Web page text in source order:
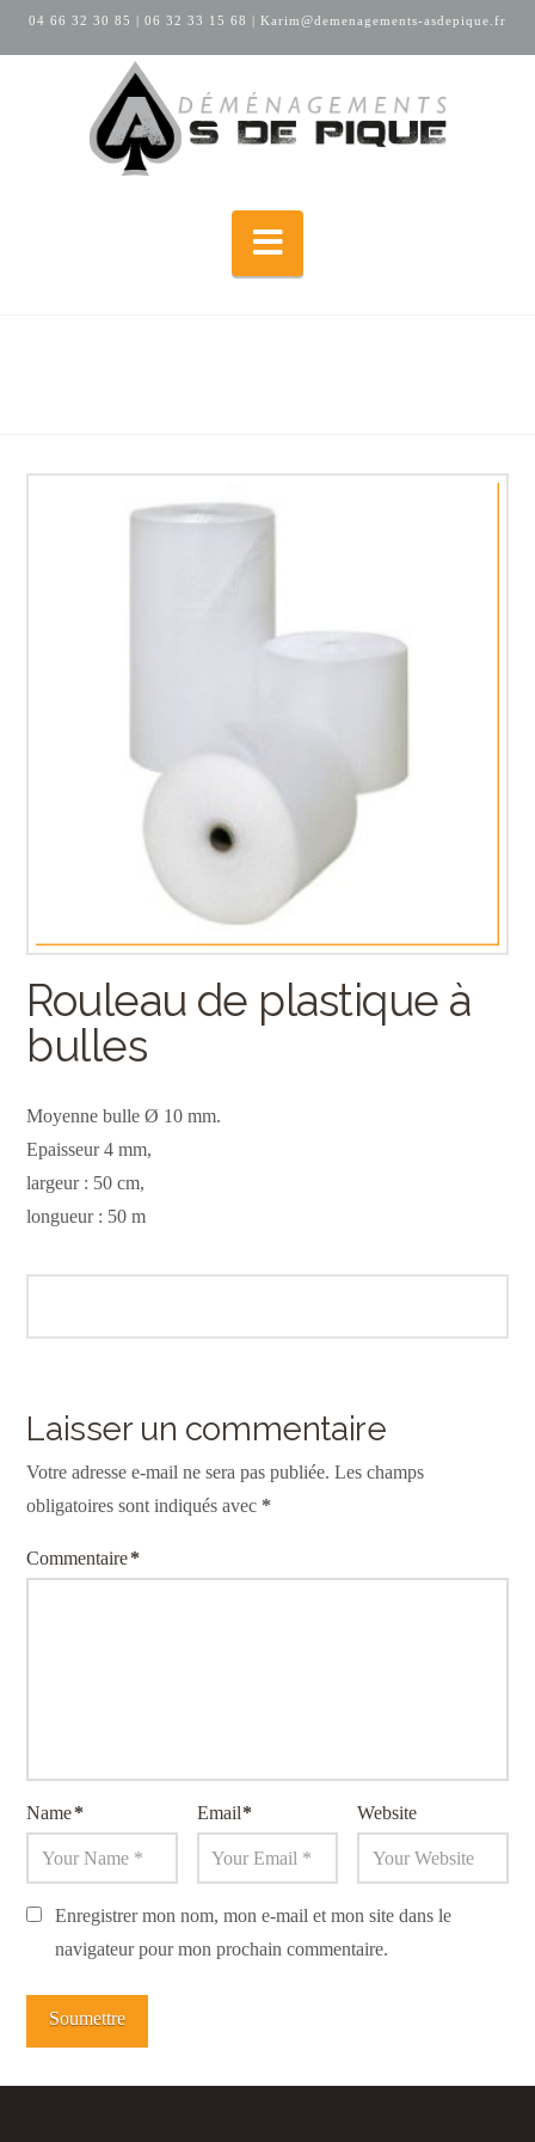
04 66 32 30 85 | 06 32 33 15 68 | Karim@demenagements-asdepique.fr
Navigation
Rouleau de plastique à
bulles
Moyenne bulle Ø 10 mm.
Epaisseur 4 mm,
largeur : 50 cm,
longueur : 50 m
Laisser un commentaire
Votre adresse e-mail ne sera pas publiée. Les champs
obligatoires sont indiqués avec *
Commentaire*
Name* Email* Website
Enregistrer mon nom, mon e-mail et mon site dans le
navigateur pour mon prochain commentaire.